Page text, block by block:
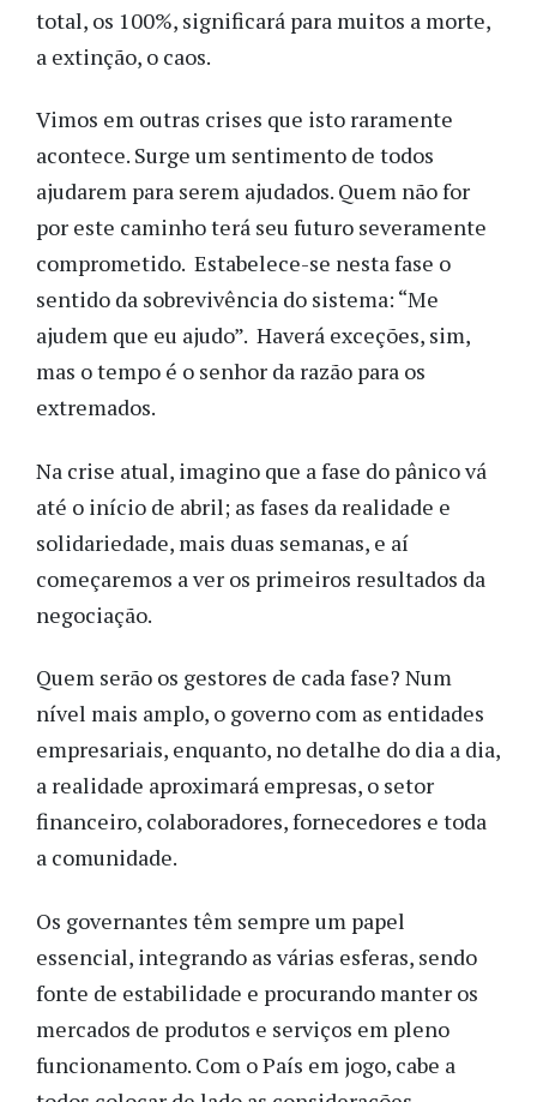
total, os 100%, significará para muitos a morte,
a extinção, o caos.
Vimos em outras crises que isto raramente
acontece. Surge um sentimento de todos
ajudarem para serem ajudados. Quem não for
por este caminho terá seu futuro severamente
comprometido. Estabelece-se nesta fase o
sentido da sobrevivência do sistema: “Me
ajudem que eu ajudo”. Haverá exceções, sim,
mas o tempo é o senhor da razão para os
extremados.
Na crise atual, imagino que a fase do pânico vá
até o início de abril; as fases da realidade e
solidariedade, mais duas semanas, e aí
começaremos a ver os primeiros resultados da
negociação.
Quem serão os gestores de cada fase? Num
nível mais amplo, o governo com as entidades
empresariais, enquanto, no detalhe do dia a dia,
a realidade aproximará empresas, o setor
financeiro, colaboradores, fornecedores e toda
a comunidade.
Os governantes têm sempre um papel
essencial, integrando as várias esferas, sendo
fonte de estabilidade e procurando manter os
mercados de produtos e serviços em pleno
funcionamento. Com o País em jogo, cabe a